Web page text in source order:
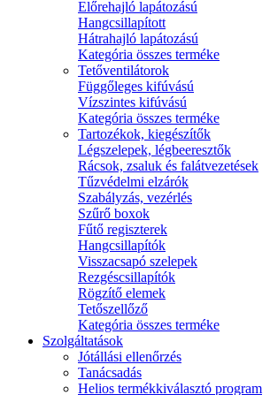
Előrehajló lapátozású
Hangcsillapított
Hátrahajló lapátozású
Kategória összes terméke
Tetőventilátorok
Függőleges kifúvású
Vízszintes kifúvású
Kategória összes terméke
Tartozékok, kiegészítők
Légszelepek, légbeeresztők
Rácsok, zsaluk és falátvezetések
Tűzvédelmi elzárók
Szabályzás, vezérlés
Szűrő boxok
Fűtő regiszterek
Hangcsillapítók
Visszacsapó szelepek
Rezgéscsillapítók
Rögzítő elemek
Tetőszellőző
Kategória összes terméke
Szolgáltatások
Jótállási ellenőrzés
Tanácsadás
Helios termékkiválasztó program